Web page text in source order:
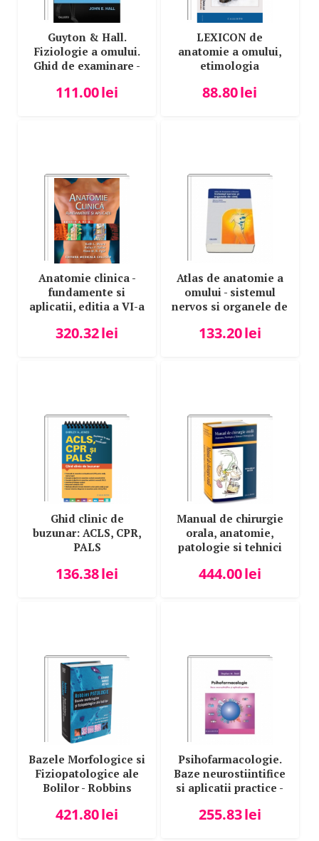
Guyton & Hall.
Fiziologie a omului.
Ghid de examinare -
111.00lei
LEXICON de
anatomie a omului,
etimologia
88.80lei
Anatomie clinica -
fundamente si
aplicatii, editia a VI-a
320.32lei
Atlas de anatomie a
omului - sistemul
nervos si organele de
133.20lei
Ghid clinic de
buzunar: ACLS, CPR,
PALS
136.38lei
Manual de chirurgie
orala, anatomie,
patologie si tehnici
444.00lei
Bazele Morfologice si
Fiziopatologice ale
Bolilor - Robbins
IX-a, Vinay Kumar
421.80lei
Psihofarmacologie.
Baze neurostiintifice
si aplicatii practice -
255.83lei